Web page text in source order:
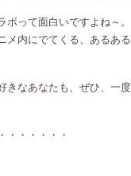
ボって面白いですよね～
メ内にでてくる、あるあ
きなあなたも、ぜひ、一
・・・・・・